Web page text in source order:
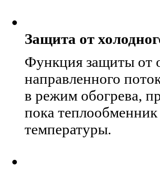
Защита от
Функция защиты от
направленного
в режим обогрева,
пока
температуры.